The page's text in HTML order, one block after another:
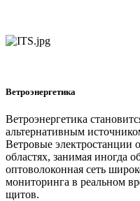
Ветроэнергетика
Ветроэнергетика
альтернативным
Ветровые
областях, занимая иногда
оптоволоконная сеть
мониторинга в реальном
щитов.